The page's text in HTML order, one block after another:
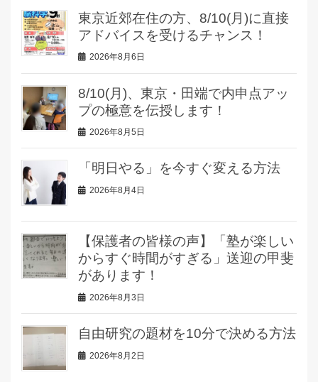
東京近郊在住の方、8/10(月)に直接
アドバイスを受けるチャンス！
2026年8月6日
8/10(月)、東京・田端で内申点アッ
プの極意を伝授します！
2026年8月5日
「明日やる」を今すぐ変える方法
2026年8月4日
【保護者の皆様の声】「塾が楽しい
からすぐ時間がすぎる」送迎の甲斐
があります！
2026年8月3日
自由研究の題材を10分で決める方法
2026年8月2日